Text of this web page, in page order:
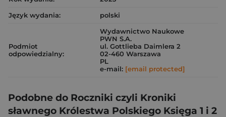
Język wydania:
polski
Podmiot
odpowiedzialny:
Wydawnictwo Naukowe
PWN S.A.
ul. Gottlieba Daimlera 2
02-460 Warszawa
PL
e-mail: [email protected]
Podobne do Roczniki czyli Kroniki
sławnego Królestwa Polskiego Księga 1 i 2